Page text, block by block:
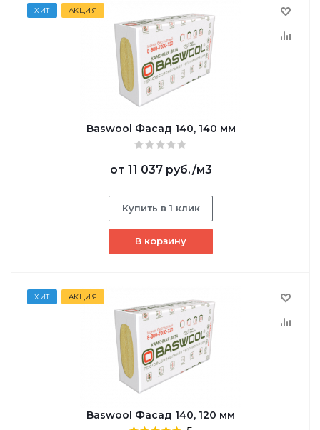
ХИТ АКЦИЯ
Baswool Фасад 140, 140 мм
от 11 037 руб./м3
Купить в 1 клик
В корзину
ХИТ АКЦИЯ
Baswool Фасад 140, 120 мм